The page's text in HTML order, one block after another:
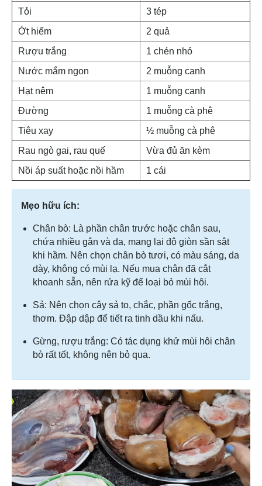
Tỏi
3 tép
Ớt hiểm
2 quả
Rượu trắng
1 chén nhỏ
Nước mắm ngon
2 muỗng canh
Hạt nêm
1 muỗng canh
Đường
1 muỗng cà phê
Tiêu xay
½ muỗng cà phê
Rau ngò gai, rau quế
Vừa đủ ăn kèm
Nồi áp suất hoặc nồi hầm
1 cái
Mẹo hữu ích:
Chân bò: Là phần chân trước hoặc chân sau,
chứa nhiều gân và da, mang lại độ giòn sần sật
khi hầm. Nên chọn chân bò tươi, có màu sáng, da
dày, không có mùi lạ. Nếu mua chân đã cắt
khoanh sẵn, nên rửa kỹ để loại bỏ mùi hôi.
Sả: Nên chọn cây sả to, chắc, phần gốc trắng,
thơm. Đập dập để tiết ra tinh dầu khi nấu.
Gừng, rượu trắng: Có tác dụng khử mùi hôi chân
bò rất tốt, không nên bỏ qua.